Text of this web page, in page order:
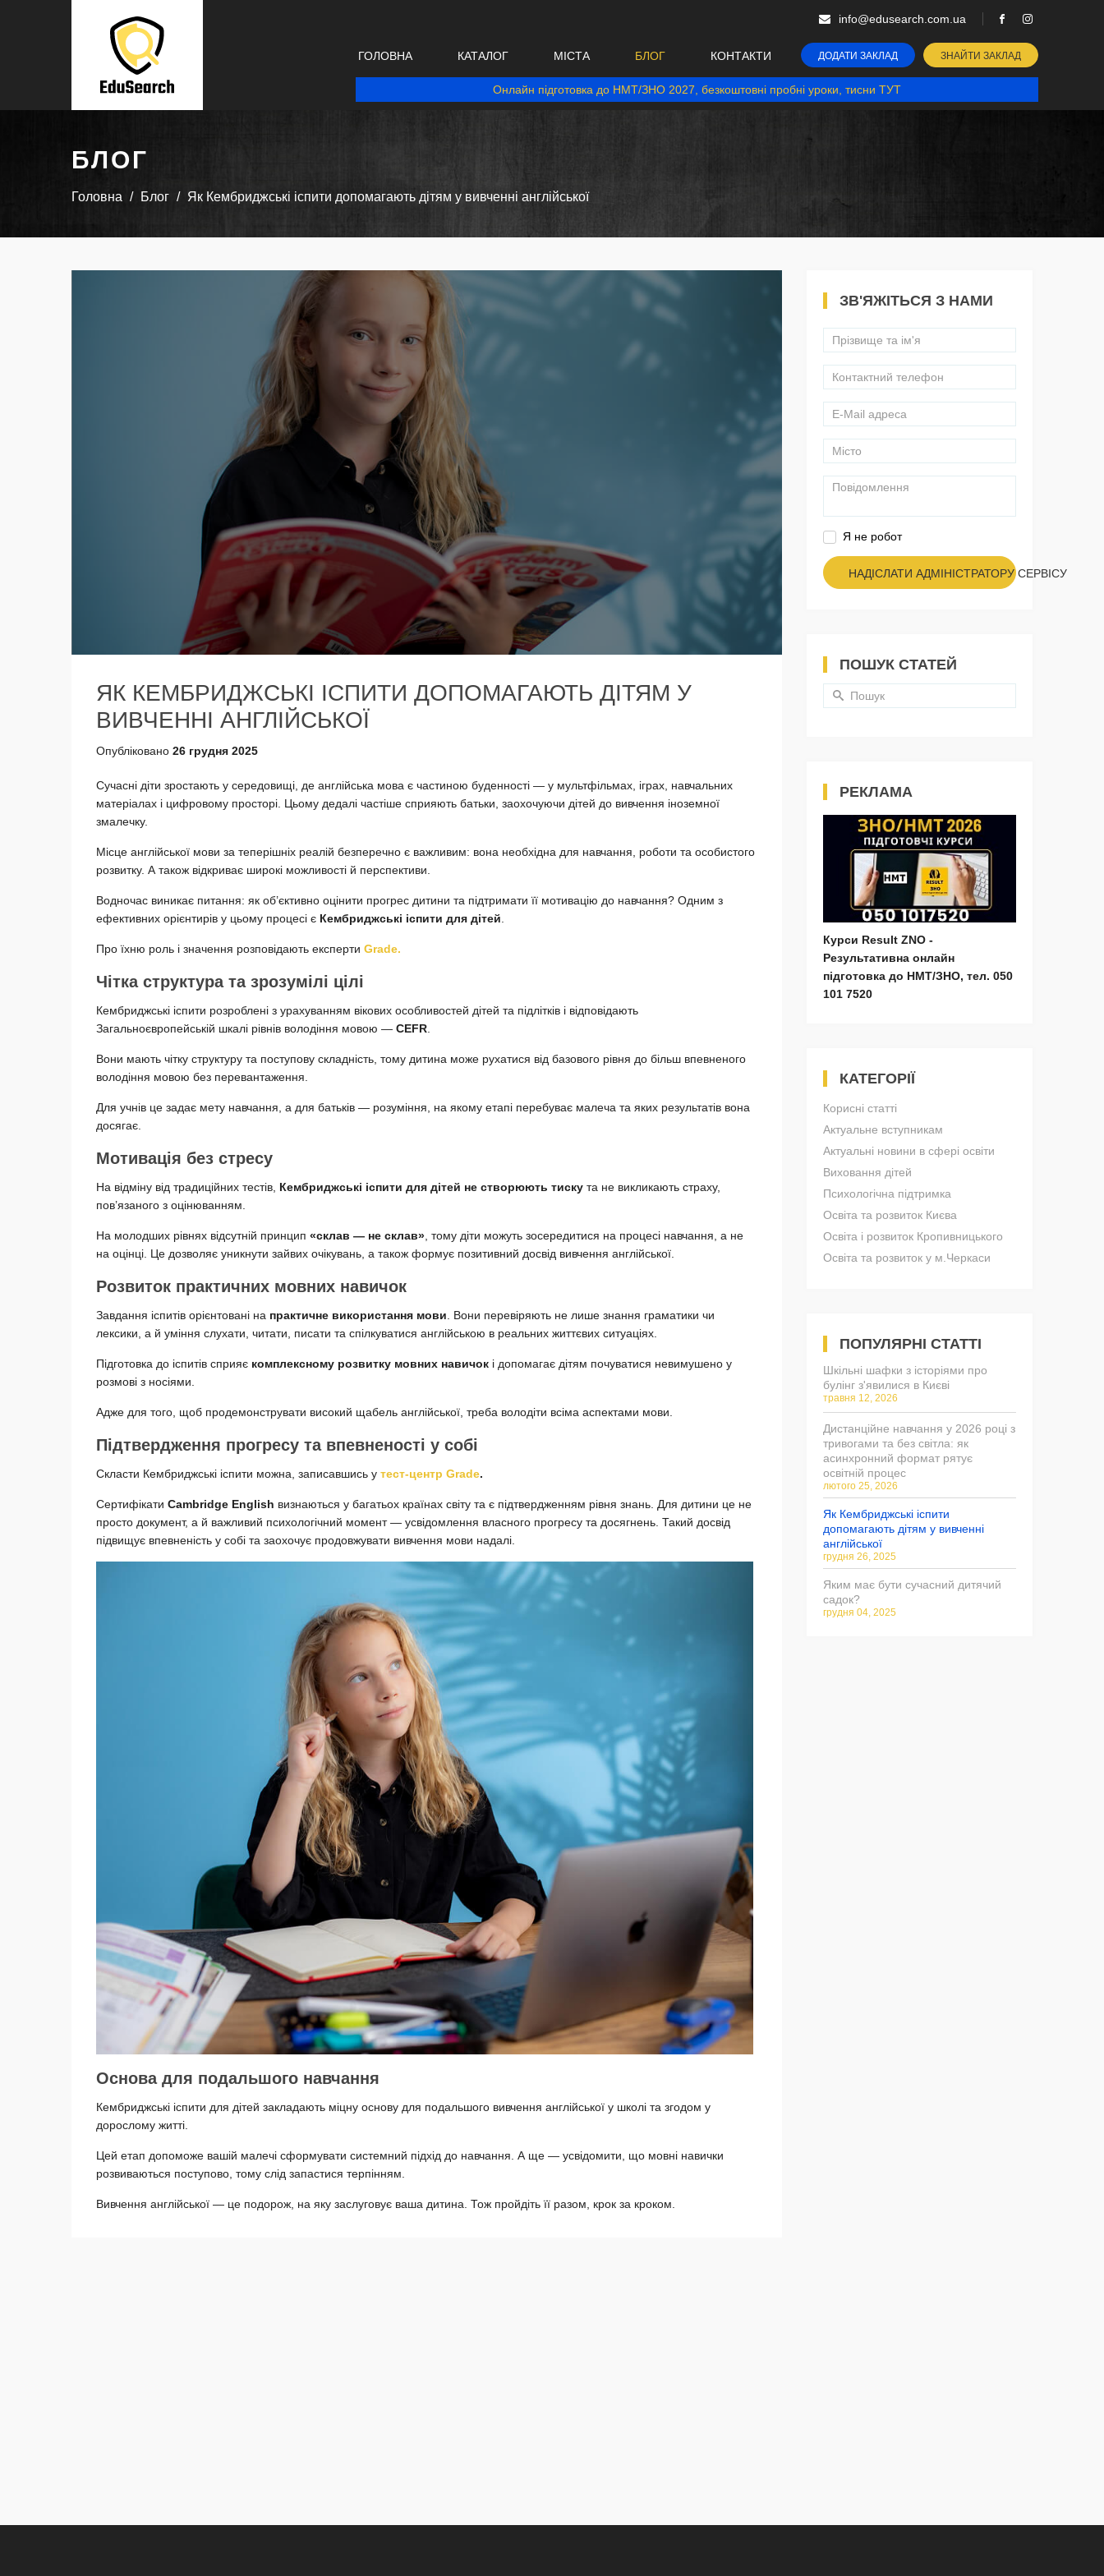
info@edusearch.com.ua
ГОЛОВНА КАТАЛОГ МІСТА БЛОГ КОНТАКТИ ДОДАТИ ЗАКЛАД ЗНАЙТИ ЗАКЛАД
Онлайн підготовка до НМТ/ЗНО 2027, безкоштовні пробні уроки, тисни ТУТ
БЛОГ
Головна Блог Як Кембриджські іспити допомагають дітям у вивченні англійської
ЯК КЕМБРИДЖСЬКІ ІСПИТИ ДОПОМАГАЮТЬ ДІТЯМ У
ВИВЧЕННІ АНГЛІЙСЬКОЇ
Опубліковано 26 грудня 2025
Сучасні діти зростають у середовищі, де англійська мова є частиною буденності — у мультфільмах, іграх, навчальних
матеріалах і цифровому просторі. Цьому дедалі частіше сприяють батьки, заохочуючи дітей до вивчення іноземної
змалечку.
Місце англійської мови за теперішніх реалій безперечно є важливим: вона необхідна для навчання, роботи та особистого
розвитку. А також відкриває широкі можливості й перспективи.
Водночас виникає питання: як об’єктивно оцінити прогрес дитини та підтримати її мотивацію до навчання? Одним з
ефективних орієнтирів у цьому процесі є Кембриджські іспити для дітей.
Про їхню роль і значення розповідають експерти Grade.
Чітка структура та зрозумілі цілі
Кембриджські іспити розроблені з урахуванням вікових особливостей дітей та підлітків і відповідають
Загальноєвропейській шкалі рівнів володіння мовою — CEFR.
Вони мають чітку структуру та поступову складність, тому дитина може рухатися від базового рівня до більш впевненого
володіння мовою без перевантаження.
Для учнів це задає мету навчання, а для батьків — розуміння, на якому етапі перебуває малеча та яких результатів вона
досягає.
Мотивація без стресу
На відміну від традиційних тестів, Кембриджські іспити для дітей не створюють тиску та не викликають страху,
пов’язаного з оцінюванням.
На молодших рівнях відсутній принцип «склав — не склав», тому діти можуть зосередитися на процесі навчання, а не
на оцінці. Це дозволяє уникнути зайвих очікувань, а також формує позитивний досвід вивчення англійської.
Розвиток практичних мовних навичок
Завдання іспитів орієнтовані на практичне використання мови. Вони перевіряють не лише знання граматики чи
лексики, а й уміння слухати, читати, писати та спілкуватися англійською в реальних життєвих ситуаціях.
Підготовка до іспитів сприяє комплексному розвитку мовних навичок і допомагає дітям почуватися невимушено у
розмові з носіями.
Адже для того, щоб продемонструвати високий щабель англійської, треба володіти всіма аспектами мови.
Підтвердження прогресу та впевненості у собі
Скласти Кембриджські іспити можна, записавшись у тест-центр Grade.
Сертифікати Cambridge English визнаються у багатьох країнах світу та є підтвердженням рівня знань. Для дитини це не
просто документ, а й важливий психологічний момент — усвідомлення власного прогресу та досягнень. Такий досвід
підвищує впевненість у собі та заохочує продовжувати вивчення мови надалі.
Основа для подальшого навчання
Кембриджські іспити для дітей закладають міцну основу для подальшого вивчення англійської у школі та згодом у
дорослому житті.
Цей етап допоможе вашій малечі сформувати системний підхід до навчання. А ще — усвідомити, що мовні навички
розвиваються поступово, тому слід запастися терпінням.
Вивчення англійської — це подорож, на яку заслуговує ваша дитина. Тож пройдіть її разом, крок за кроком.
ЗВ'ЯЖІТЬСЯ З НАМИ
Я не робот
НАДІСЛАТИ АДМІНІСТРАТОРУ СЕРВІСУ
ПОШУК СТАТЕЙ
РЕКЛАМА
Курси Result ZNO -
Результативна онлайн
підготовка до НМТ/ЗНО, тел. 050
101 7520
КАТЕГОРІЇ
Корисні статті
Актуальне вступникам
Актуальні новини в сфері освіти
Виховання дітей
Психологічна підтримка
Освіта та розвиток Києва
Освіта і розвиток Кропивницького
Освіта та розвиток у м.Черкаси
ПОПУЛЯРНІ СТАТТІ
Шкільні шафки з історіями про
булінг з'явилися в Києві
травня 12, 2026
Дистанційне навчання у 2026 році з
тривогами та без світла: як
асинхронний формат рятує
освітній процес
лютого 25, 2026
Як Кембриджські іспити
допомагають дітям у вивченні
англійської
грудня 26, 2025
Яким має бути сучасний дитячий
садок?
грудня 04, 2025